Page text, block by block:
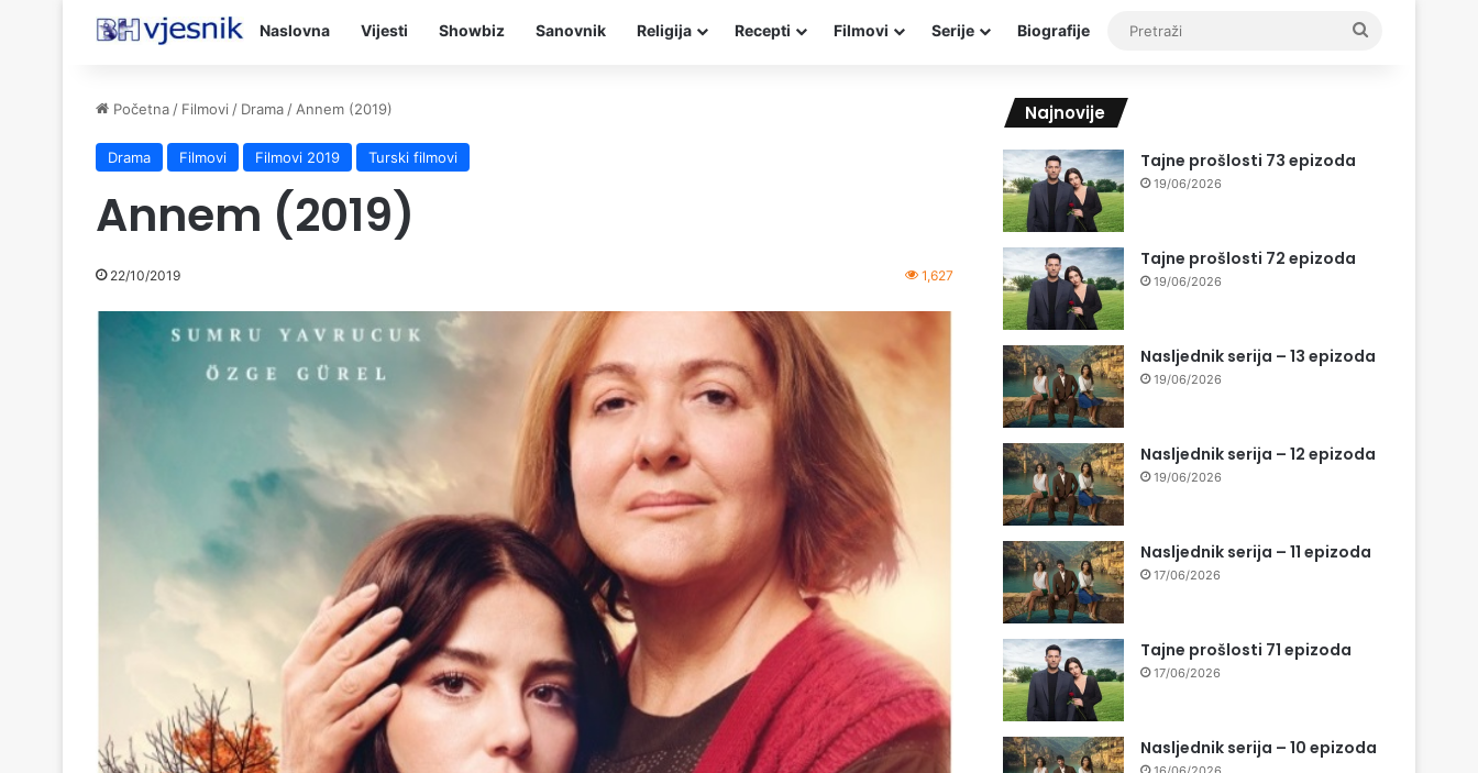
Naslovna Vijesti Showbiz Sanovnik Religija Recepti Filmovi Serije Biografije
Početna / Filmovi / Drama / Annem (2019)
Drama Filmovi Filmovi 2019 Turski filmovi
Annem (2019)
22/10/2019 1,627
Najnovije
Tajne prošlosti 73 epizoda
19/06/2026
Tajne prošlosti 72 epizoda
19/06/2026
Nasljednik serija – 13 epizoda
19/06/2026
Nasljednik serija – 12 epizoda
19/06/2026
Nasljednik serija – 11 epizoda
17/06/2026
Tajne prošlosti 71 epizoda
17/06/2026
Nasljednik serija – 10 epizoda